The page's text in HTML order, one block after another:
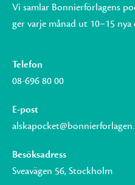
Vi samlar Bonnierförlagens
ger varje månad ut 10–15
Telefon
08-696 80 00
E-post
Besöksadress
Sveavägen 56, Stockholm